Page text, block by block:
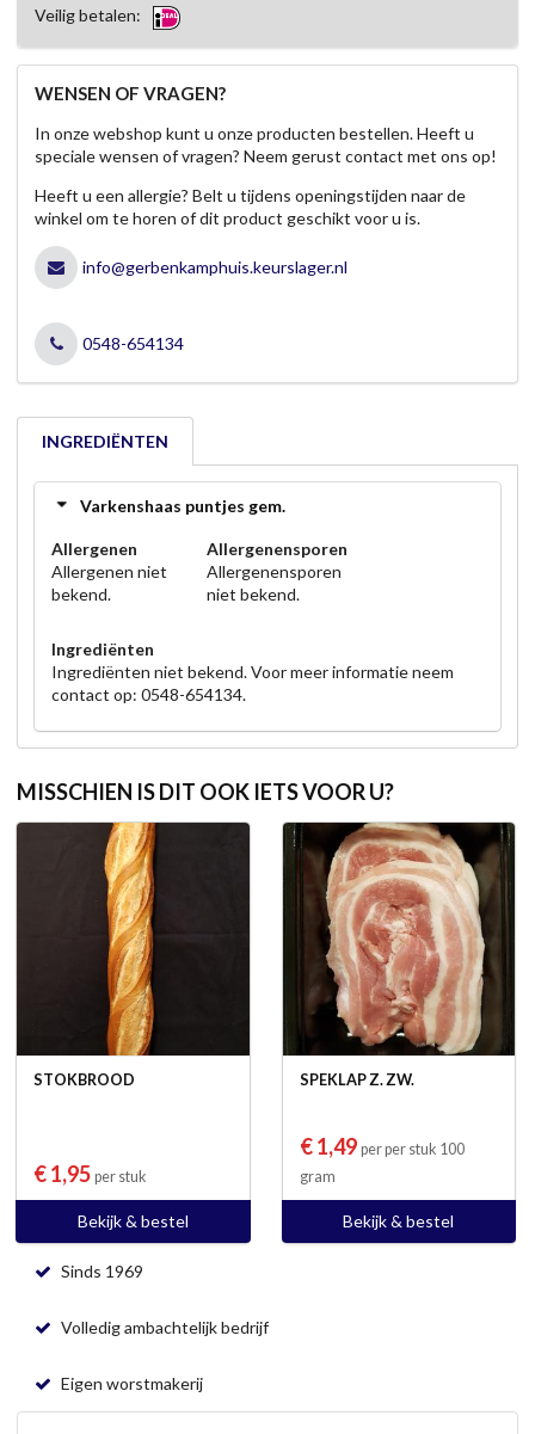
Veilig betalen:
WENSEN OF VRAGEN?
In onze webshop kunt u onze producten bestellen. Heeft u
speciale wensen of vragen? Neem gerust contact met ons op!
Heeft u een allergie? Belt u tijdens openingstijden naar de
winkel om te horen of dit product geschikt voor u is.
info@gerbenkamphuis.keurslager.nl
0548-654134
INGREDIËNTEN
Varkenshaas puntjes gem.
Allergenen
Allergenen niet
bekend.
Allergenensporen
Allergenensporen
niet bekend.
Ingrediënten
Ingrediënten niet bekend. Voor meer informatie neem
contact op: 0548-654134.
MISSCHIEN IS DIT OOK IETS VOOR U?
STOKBROOD
€ 1,95 per stuk
Bekijk & bestel
SPEKLAP Z. ZW.
€ 1,49 per per stuk 100
gram
Bekijk & bestel
Sinds 1969
Volledig ambachtelijk bedrijf
Eigen worstmakerij